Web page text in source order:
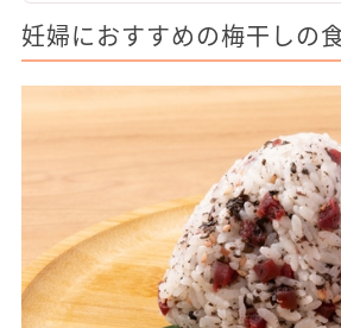
妊婦におすすめの梅干しの